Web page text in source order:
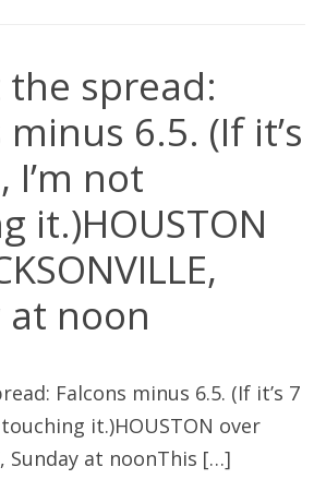
spread:
minus 6.5. (If it’s
I’m not
it.)HOUSTON
at noon
Falcons minus 6.5. (If it’s 7
it.)HOUSTON over
Sunday at noonThis […]